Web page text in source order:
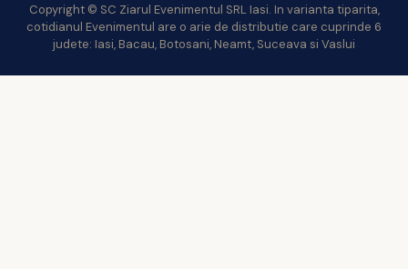
Copyright © SC Ziarul Evenimentul SRL Iasi. In varianta tiparita,
cotidianul Evenimentul are o arie de distributie care cuprinde 6
judete: Iasi, Bacau, Botosani, Neamt, Suceava si Vaslui